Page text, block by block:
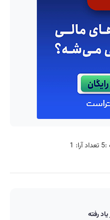
:
5 تعداد آرا: 1
رفته